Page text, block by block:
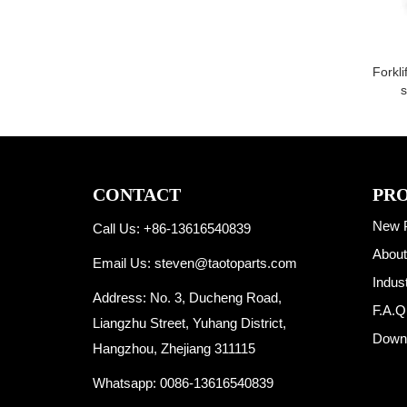
CONTACT
Call Us: +86-13616540839
Email Us: steven@taotoparts.com
Address: No. 3, Ducheng Road,
Liangzhu Street, Yuhang District,
Hangzhou, Zhejiang 311115
Whatsapp: 0086-13616540839
New
F.A.Q